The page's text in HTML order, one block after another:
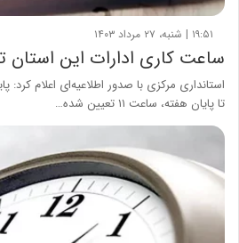
۱۹:۵۱ | شنبه، ۲۷ مرداد ۱۴۰۳
ساعت کاری ادارات این استان
استانداری مرکزی با صدور اطلاعیه‌ای اعلام کرد:
تا پایان هفته، ساعت ۱۱ تعیین شده…